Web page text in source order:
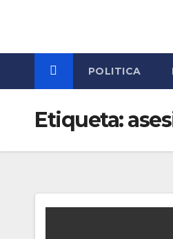
content
POLITICA
Etiqueta: